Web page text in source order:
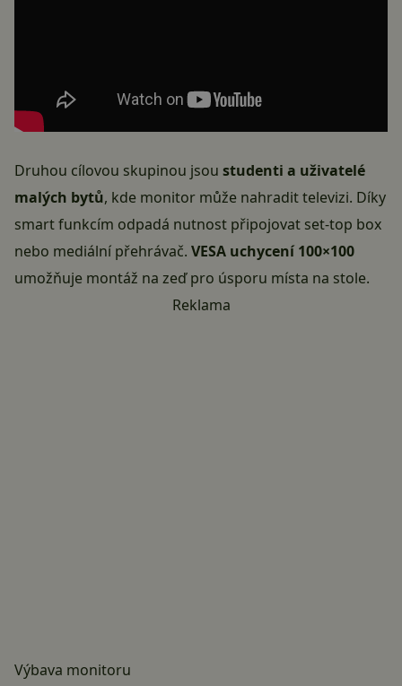
Druhou cílovou skupinou jsou studenti a uživatelé
malých bytů, kde monitor může nahradit televizi. Díky
smart funkcím odpadá nutnost připojovat set-top box
nebo mediální přehrávač. VESA uchycení 100×100
umožňuje montáž na zeď pro úsporu místa na stole.
Reklama
Výbava monitoru